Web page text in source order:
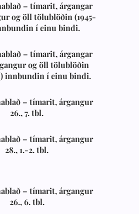
– tímarit, árgangar
og öll tölublöðin (1945-
í einu bindi.
– tímarit, árgangar
og öll tölublöðin
innbundin í einu bindi.
– tímarit, árgangur
26., 7. tbl.
– tímarit, árgangur
28., 1.-2. tbl.
– tímarit, árgangur
26., 6. tbl.